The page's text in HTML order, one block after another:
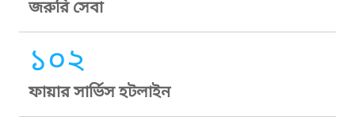
জরুরি সেবা
১০২
ফায়ার সার্ভিস হটলাইন